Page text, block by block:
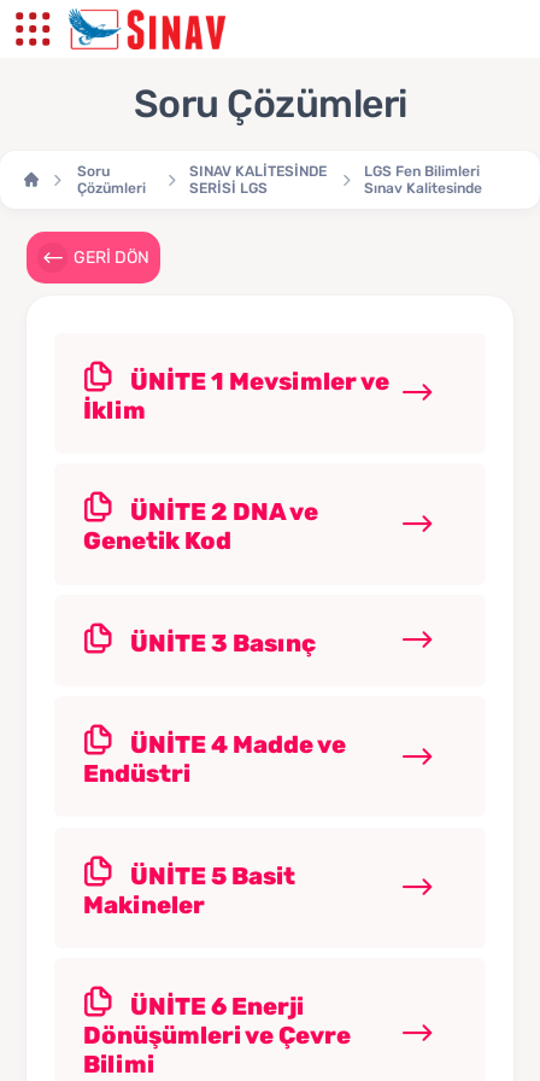
Soru Çözümleri
Soru
Çözümleri
SINAV KALİTESİNDE
SERİSİ LGS
LGS Fen Bilimleri
Sınav Kalitesinde
GERİ DÖN
ÜNİTE 1 Mevsimler ve
İklim
ÜNİTE 2 DNA ve
Genetik Kod
ÜNİTE 3 Basınç
ÜNİTE 4 Madde ve
Endüstri
ÜNİTE 5 Basit
Makineler
ÜNİTE 6 Enerji
Dönüşümleri ve Çevre
Bilimi